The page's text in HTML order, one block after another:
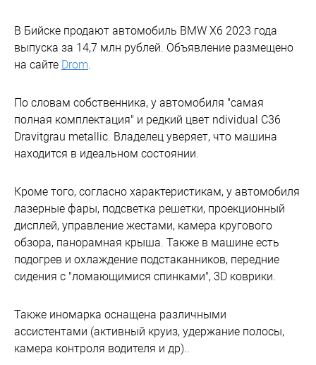
В Бийске продают автомобиль ВMW Х6 2023 года
выпуска за 14,7 млн рублей. Объявление размещено
на сайте Drom.
По словам собственника, у автомобиля "самая
полная комплектация" и редкий цвет ndividual С36
Dravitgrau mеtalliс. Владелец уверяет, что машина
находится в идеальном состоянии.
Кроме того, согласно характеристикам, у автомобиля
лазерные фары, подсветка решетки, проекционный
дисплей, управление жестами, камера кругового
обзора, панорамная крыша. Также в машине есть
подогрев и охлаждение подстаканников, передние
сидения с "ломающимися спинками", 3D коврики.
Также иномарка оснащена различными
ассистентами (активный круиз, удержание полосы,
камера контроля водителя и др)..